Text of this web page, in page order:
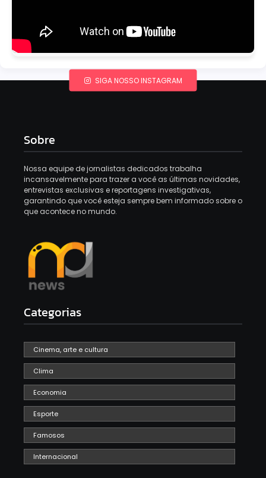
SIGA NOSSO INSTAGRAM
Sobre
Nossa equipe de jornalistas dedicados trabalha
incansavelmente para trazer a você as últimas novidades,
entrevistas exclusivas e reportagens investigativas,
garantindo que você esteja sempre bem informado sobre o
que acontece no mundo.
Categorias
Cinema, arte e cultura
Clima
Economia
Esporte
Famosos
Internacional